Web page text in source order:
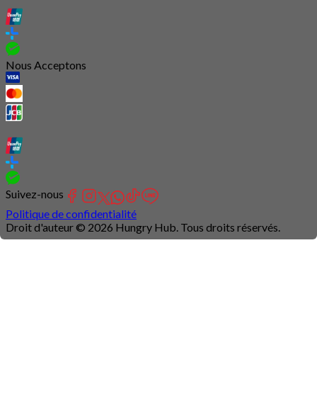
Nous Acceptons
Suivez-nous
Politique de confidentialité
Droit d'auteur © 2026 Hungry Hub. Tous droits réservés.
Connection